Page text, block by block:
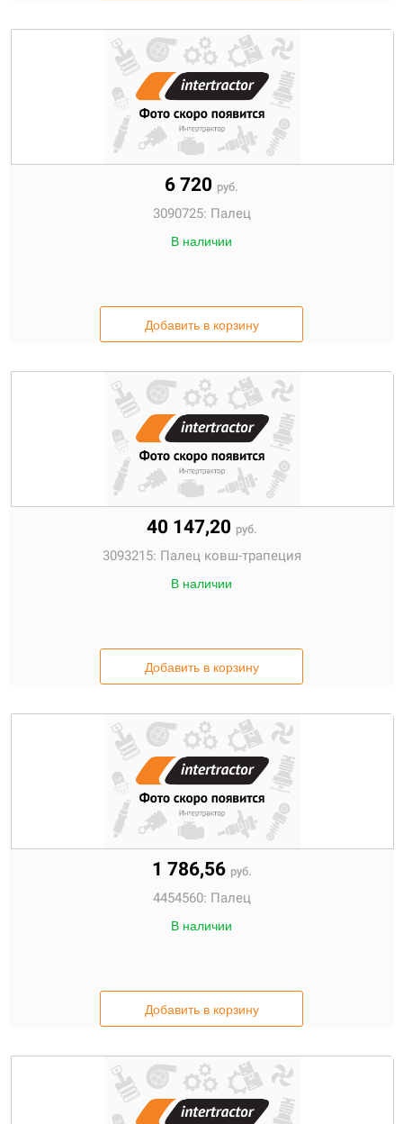
6 720 руб.
3090725: Палец
В наличии
Добавить в корзину
40 147,20 руб.
3093215: Палец ковш-трапеция
В наличии
Добавить в корзину
1 786,56 руб.
4454560: Палец
В наличии
Добавить в корзину